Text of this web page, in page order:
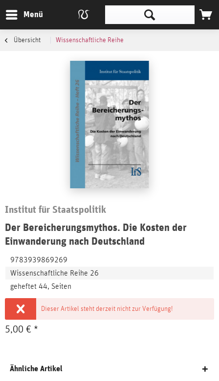
Menü
Übersicht Wissenschaftliche Reihe
Institut für Staatspolitik
Der Bereicherungsmythos. Die Kosten der
Einwanderung nach Deutschland
9783939869269
Wissenschaftliche Reihe 26
geheftet 44, Seiten
Dieser Artikel steht derzeit nicht zur Verfügung!
5,00 € *
Ähnliche Artikel